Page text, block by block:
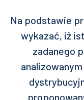
Na podstawie
wykazać, iż
zadanego